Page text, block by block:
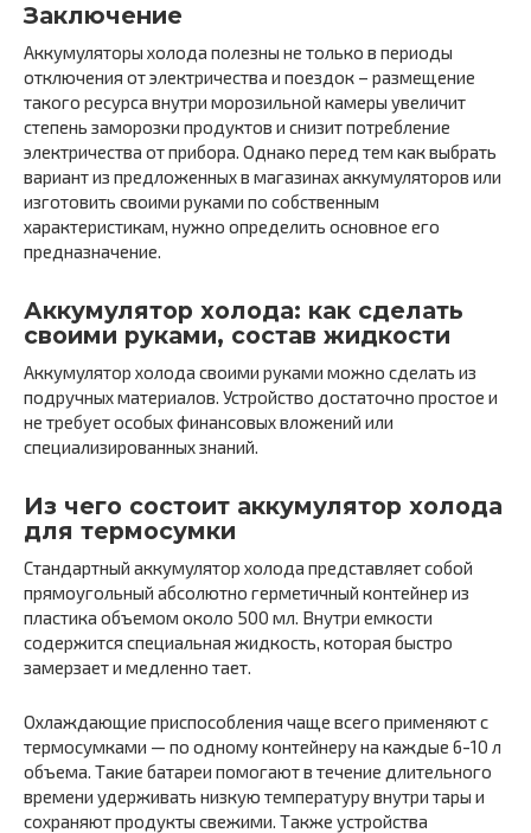
Заключение
Аккумуляторы холода полезны не только в периоды
отключения от электричества и поездок – размещение
такого ресурса внутри морозильной камеры увеличит
степень заморозки продуктов и снизит потребление
электричества от прибора. Однако перед тем как выбрать
вариант из предложенных в магазинах аккумуляторов или
изготовить своими руками по собственным
характеристикам, нужно определить основное его
предназначение.
Аккумулятор холода: как сделать
своими руками, состав жидкости
Аккумулятор холода своими руками можно сделать из
подручных материалов. Устройство достаточно простое и
не требует особых финансовых вложений или
специализированных знаний.
Из чего состоит аккумулятор холода
для термосумки
Стандартный аккумулятор холода представляет собой
прямоугольный абсолютно герметичный контейнер из
пластика объемом около 500 мл. Внутри емкости
содержится специальная жидкость, которая быстро
замерзает и медленно тает.
Охлаждающие приспособления чаще всего применяют с
термосумками — по одному контейнеру на каждые 6-10 л
объема. Такие батареи помогают в течение длительного
времени удерживать низкую температуру внутри тары и
сохраняют продукты свежими. Также устройства